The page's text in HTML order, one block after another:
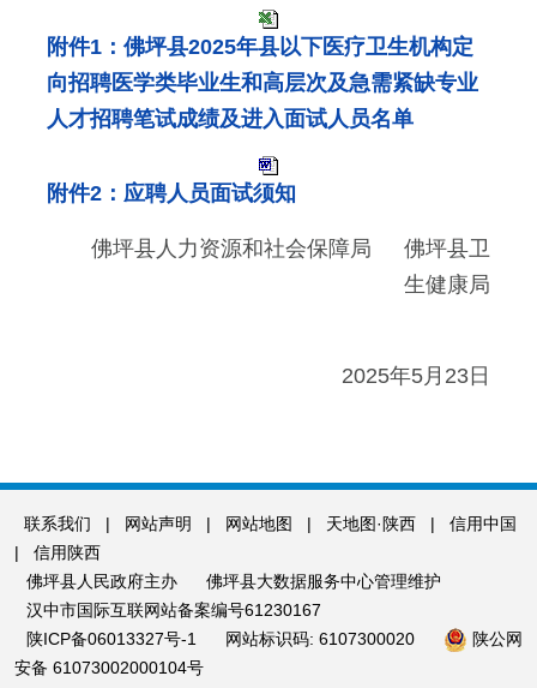
附件1：佛坪县2025年县以下医疗卫生机构定
向招聘医学类毕业生和高层次及急需紧缺专业
人才招聘笔试成绩及进入面试人员名单
附件2：应聘人员面试须知
佛坪县人力资源和社会保障局 佛坪县卫
生健康局
2025年5月23日
联系我们 | 网站声明 | 网站地图 | 天地图·陕西 |
信用中国
|
信用陕西
佛坪县人民政府主办
佛坪县大数据服务中心管理维护
汉中市国际互联网站备案编号61230167
陕ICP备06013327号-1
网站标识码: 6107300020
陕公网
安备 61073002000104号